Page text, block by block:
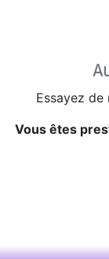
Essayez
Vous êtes